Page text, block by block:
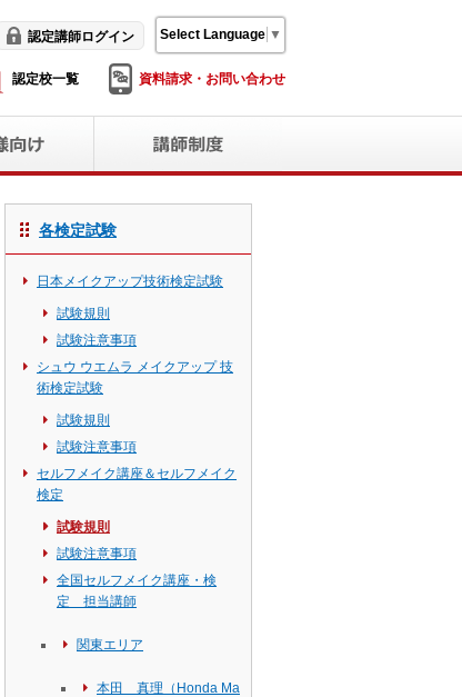
認定講師ログイン Select Language ▼
認定校一覧 資料請求・お問い合わせ
各検定試験
日本メイクアップ技術検定試験
試験規則
試験注意事項
シュウ ウエムラ メイクアップ 技
術検定試験
試験規則
試験注意事項
セルフメイク講座＆セルフメイク
検定
試験規則
試験注意事項
全国セルフメイク講座・検
定 担当講師
関東エリア
本田 真理（Honda Ma